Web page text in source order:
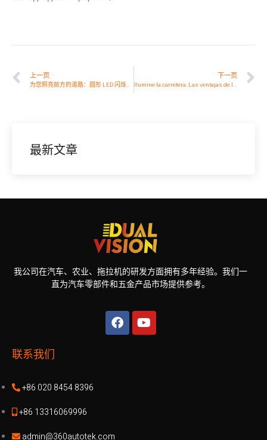
上一页
为您照亮前方的道路：圆形 LED 闪烁器的优势
下一页
Ilumine la carretera: Las ventajas de los faros LED redondos
最新文章
我公司在汽车、农业、拖拉机的研发方面拥有多年经验。我们一
直为汽车零部件和五金产品市场提供参考。
联系我们
+86 020 8454 8396
+86 13316069996
admin@360autotek.com